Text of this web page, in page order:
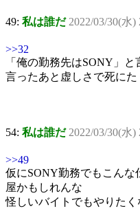
49: 私は誰だ 2022/03/30(水
>>32
「俺の勤務先はSONY」
言ったあと虚しさで死にた
54: 私は誰だ 2022/03/30(水
>>49
仮にSONY勤務でもこん
屋かもしれんな
怪しいバイトでもやりた